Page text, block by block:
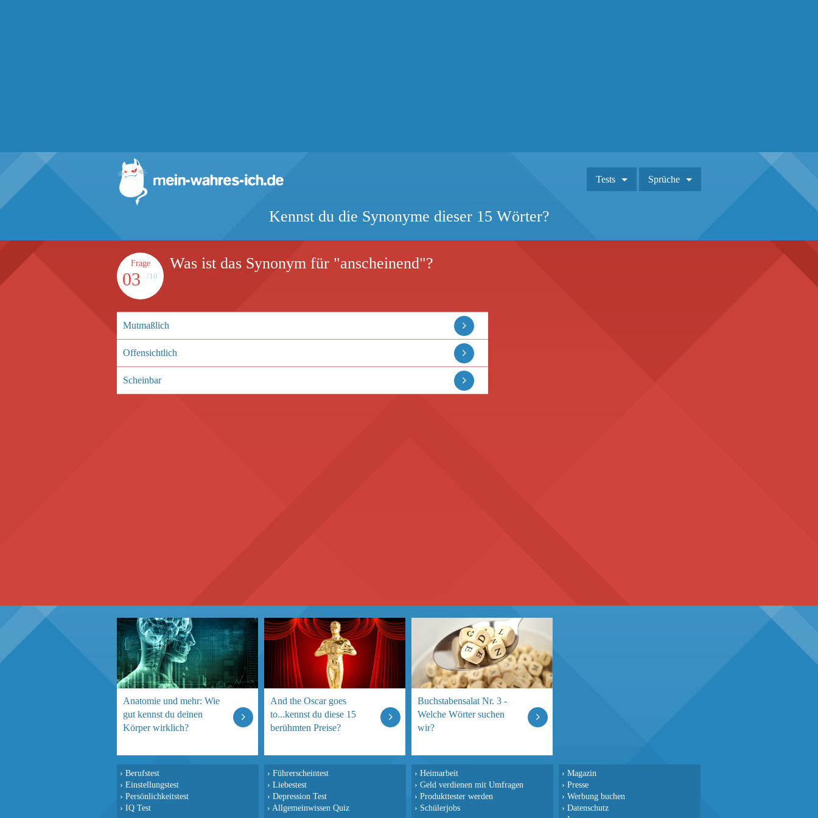
Tests Sprüche
Kennst du die Synonyme dieser 15 Wörter?
Frage
03 /16
Was ist das Synonym für "anscheinend"?
Mutmaßlich
Offensichtlich
Scheinbar
Anatomie und mehr: Wie
gut kennst du deinen
Körper wirklich?
And the Oscar goes
to...kennst du diese 15
berühmten Preise?
Buchstabensalat Nr. 3 -
Welche Wörter suchen
wir?
› Berufstest
› Einstellungstest
› Persönlichkeitstest
› IQ Test
› Führerscheintest
› Liebestest
› Depression Test
› Allgemeinwissen Quiz
› Heimarbeit
› Geld verdienen mit Umfragen
› Produkttester werden
› Schülerjobs
› Magazin
› Presse
› Werbung buchen
› Datenschutz